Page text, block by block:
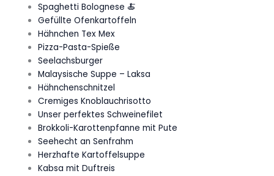
Spaghetti Bolognese 🍝
Gefüllte Ofenkartoffeln
Hähnchen Tex Mex
Pizza-Pasta-Spieße
Seelachsburger
Malaysische Suppe – Laksa
Hähnchenschnitzel
Cremiges Knoblauchrisotto
Unser perfektes Schweinefilet
Brokkoli-Karottenpfanne mit Pute
Seehecht an Senfrahm
Herzhafte Kartoffelsuppe
Kabsa mit Duftreis